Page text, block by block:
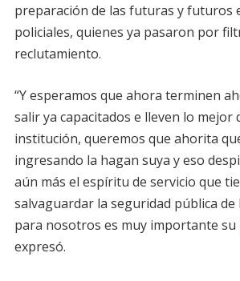
preparación de las futuras y futuros
policiales, quienes ya pasaron por
reclutamiento.
“Y esperamos que ahora terminen
salir ya capacitados e lleven lo mejor
institución, queremos que ahorita
ingresando la hagan suya y eso
aún más el espíritu de servicio que
salvaguardar la seguridad pública de
para nosotros es muy importante su
expresó.